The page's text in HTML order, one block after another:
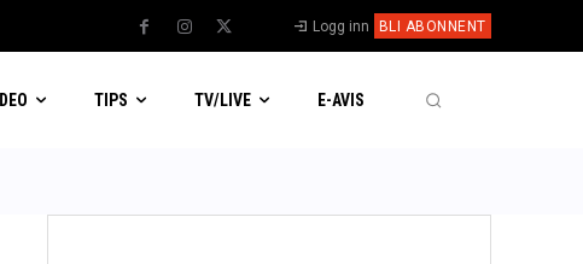
Logg inn BLI ABONNENT
TIPS TV/LIVE E-AVIS